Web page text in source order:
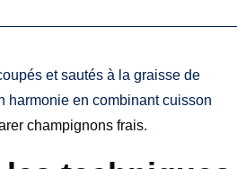
et sautés à la graisse de
harmonie en combinant cuisson
champignons frais.